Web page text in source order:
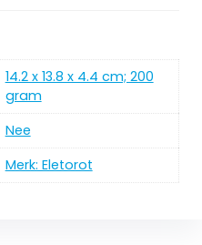
‎14.2 x 13.8 x 4.4 cm; 200
gram
‎Nee
Merk: Eletorot